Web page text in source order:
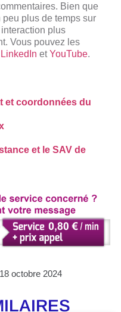
Bien que
plus de temps sur
plus
Vous pouvez les
LinkedIn etYouTube.
et coordonnées du
et le SAV de
octobre 2024